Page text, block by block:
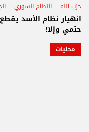
حزب الله النظام السوري
انهيار نظام الأسد
حتمي وإلا!
محليات